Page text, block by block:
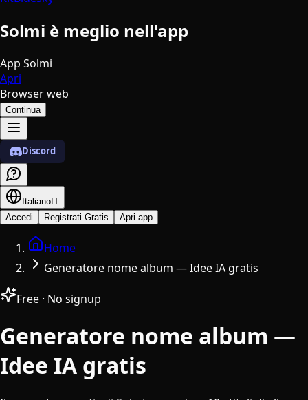
Solmi è meglio nell'app
App Solmi
Apri
Browser web
Continua
Discord
Italiano IT
Accedi
Registrati Gratis Apri app
Home
Generatore nome album — Idee IA gratis
Free · No signup
Generatore nome album —
Idee IA gratis